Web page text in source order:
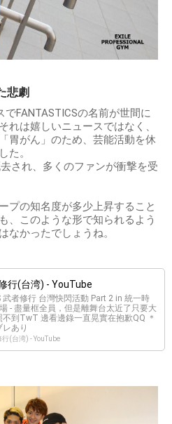
悲劇
FANTASTICSの名前が世間に
れは嬉しいニュースではなく、
胃がん」のため、芸能活動を休
た。
され、多くのファンが衝撃を受
プの知名度が多少上昇すること
、このような形で知られるよう
なかったでしょうね。
行(台湾) - YouTube
武者修行 台灣快閃活動 Part 2 in 統一時
- 盡量框全員，但是離舞台太近了只要大
到TwT 邊看邊錄一直晃實在抱歉QQ ＊
あり
行(台湾) - YouTube